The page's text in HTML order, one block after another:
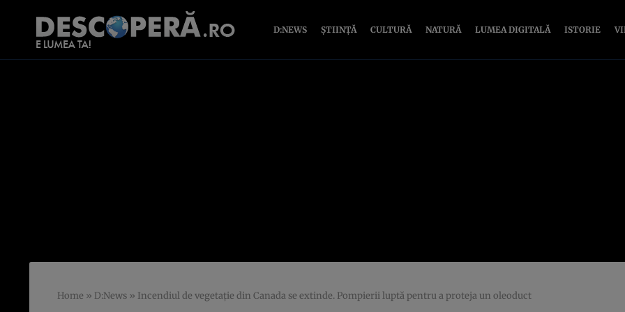
D:NEWS ȘTIINȚĂ CULTURĂ NATURĂ LUMEA DIGITALĂ ISTORIE
Home » D:News » Incendiul de vegetație din Canada se extinde. Pompierii luptă pentru a proteja un oleoduct